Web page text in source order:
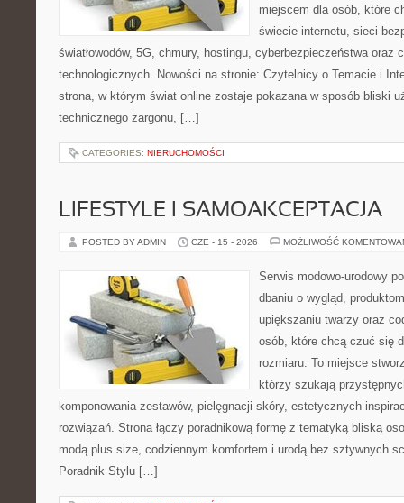
miejscem dla osób, które
świecie internetu, sieci
światłowodów, 5G, chmury, hostingu, cyberbezpieczeństwa oraz
technologicznych. Nowości na stronie: Czytelnicy o Temacie i
strona, w którym świat online zostaje pokazana w sposób bliski
technicznego żargonu, […]
CATEGORIES: NIERUCHOMOŚCI
LIFESTYLE I SAMOAKCEPTACJA
POSTED BY ADMIN CZE - 15 - 2026 MOŻLIWOŚĆ
Serwis modowo-urodowy
dbaniu o wygląd,
upiększaniu twarzy oraz
osób, które chcą czuć się
rozmiaru. To miejsce
którzy szukają
komponowania zestawów, pielęgnacji skóry, estetycznych
rozwiązań. Strona łączy poradnikową formę z tematyką bliską
modą plus size, codziennym komfortem i urodą bez sztywnych
Poradnik Stylu […]